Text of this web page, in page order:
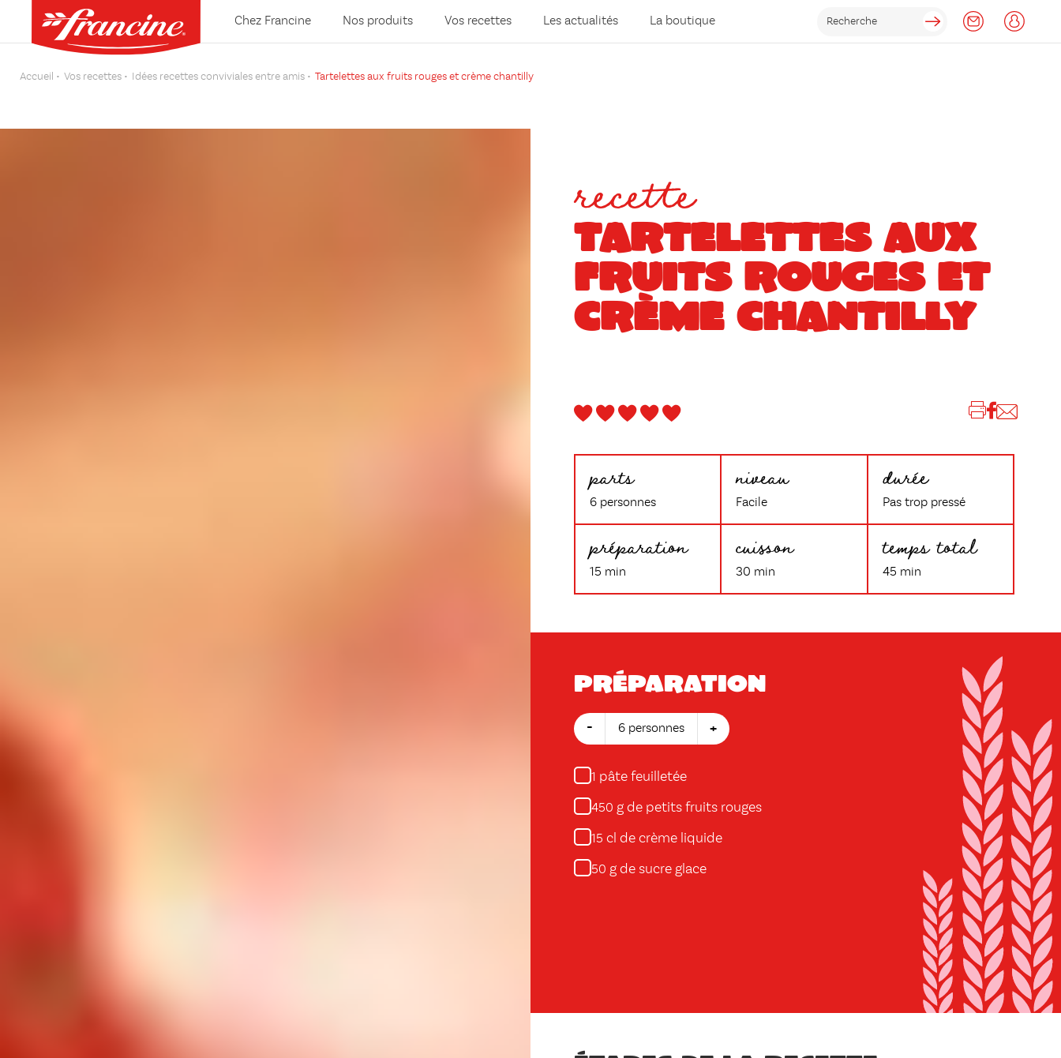
Chez Francine Nos produits Vos recettes Les actualités La boutique
Accueil Vos recettes Idées recettes conviviales entre amis Tartelettes aux fruits rouges et crème chantilly
recette
TARTELETTES AUX
FRUITS ROUGES ET
CRÈME CHANTILLY
parts
6 personnes
niveau
Facile
durée
Pas trop pressé
préparation
15 min
cuisson
30 min
temps total
45 min
Préparation
- 6 personnes +
1 pâte feuilletée
450 g de petits fruits rouges
15 cl de crème liquide
50 g de sucre glace